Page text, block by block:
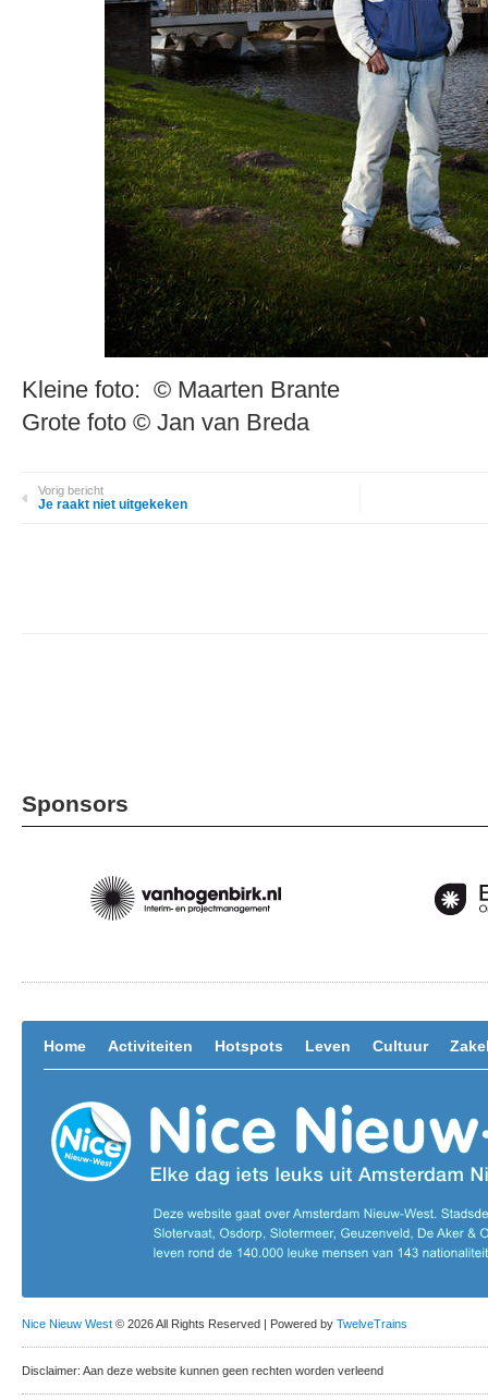
Kleine foto: © Maarten Brante
Grote foto © Jan van Breda
Vorig bericht
Je raakt niet uitgekeken
Sponsors
Home Activiteiten Hotspots Leven Cultuur
Nice Nieuw West © 2026 All Rights Reserved | Powered by TwelveTrains
Disclaimer: Aan deze website kunnen geen rechten worden verleend